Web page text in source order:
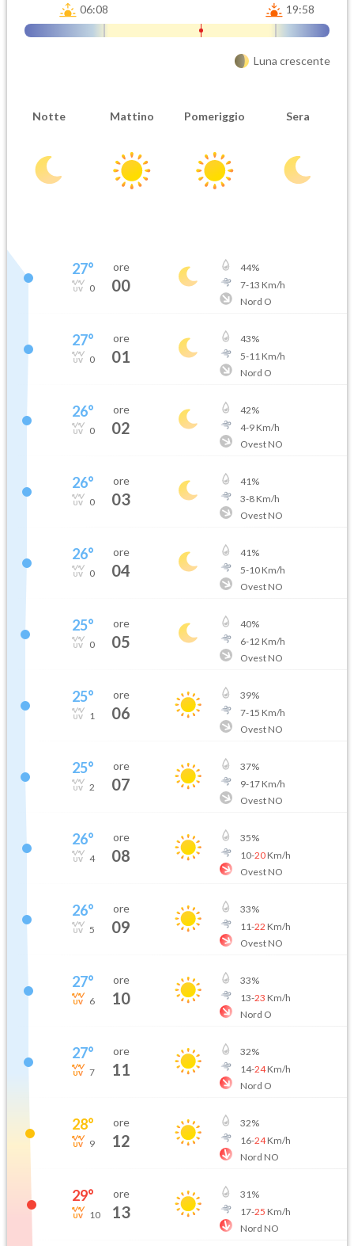
06:08 19:58
Luna crescente
Notte Mattino Pomeriggio Sera
27°
0
ore
00
44%
7-13 Km/h
Nord O
27°
0
ore
01
43%
5-11 Km/h
Nord O
26°
0
ore
02
42%
4-9Km/h
Ovest NO
26°
0
ore
03
41%
3-8Km/h
Ovest NO
26°
0
ore
04
41%
5-10Km/h
Ovest NO
25°
0
ore
05
40%
6-12 Km/h
Ovest NO
25°
1
ore
06
39%
7-15 Km/h
Ovest NO
25°
2
ore
07
37%
9-17Km/h
Ovest NO
26°
4
ore
08
35%
10-20Km/h
Ovest NO
26°
5
ore
09
33%
11-22 Km/h
Ovest NO
27°
6
ore
10
33%
13-23 Km/h
Nord O
27°
7
ore
11
32%
14-24Km/h
Nord O
28°
9
ore
12
32%
16-24Km/h
Nord NO
29°
10
ore
13
31%
17-25 Km/h
Nord NO